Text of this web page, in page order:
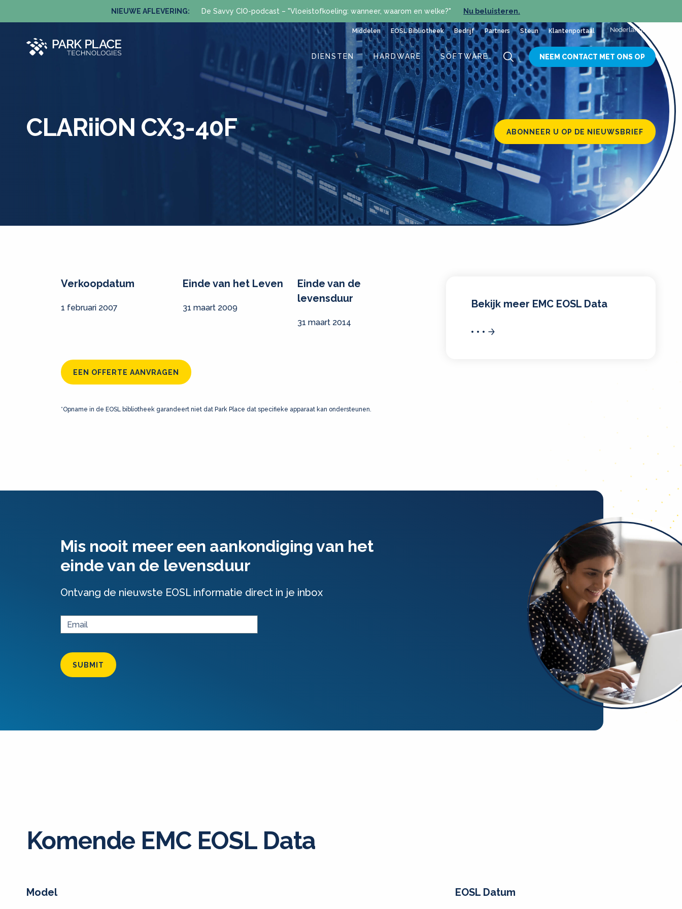
NIEUWE AFLEVERING: De Savvy CIO-podcast – "Vloeistofkoeling: wanneer, waarom en welke?" Nu beluisteren.
Middelen EOSL Bibliotheek Bedrijf Partners Steun Klantenportaal Nederlands
DIENSTEN HARDWARE SOFTWARE NEEM CONTACT MET ONS OP
ABONNEER U OP DE NIEUWSBRIEF
CLARiiON CX3-40F
Verkoopdatum
1 februari 2007
Einde van het Leven
31 maart 2009
Einde van de
levensduur
31 maart 2014
EEN OFFERTE AANVRAGEN
*Opname in de EOSL bibliotheek garandeert niet dat Park Place dat specifieke apparaat kan ondersteunen.
Bekijk meer EMC EOSL Data
Mis nooit meer een aankondiging van het
einde van de levensduur
Ontvang de nieuwste EOSL informatie direct in je inbox
SUBMIT
Komende EMC EOSL Data
Model EOSL Datum